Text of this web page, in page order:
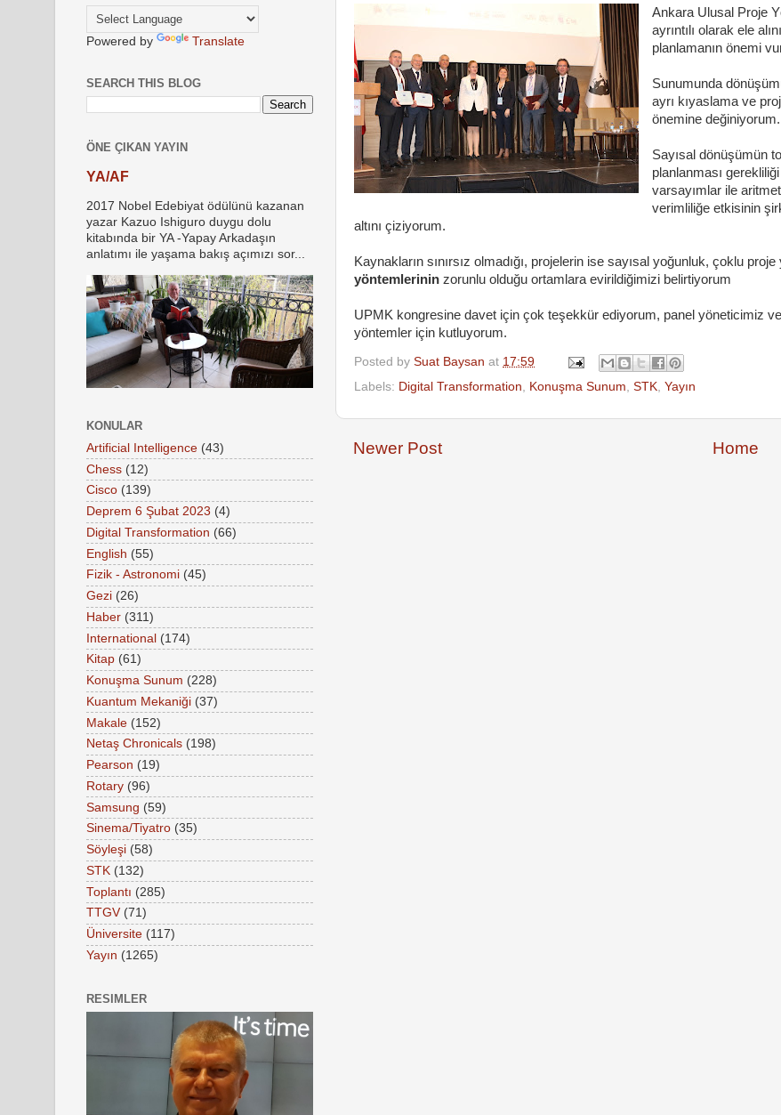
Ankara Ulusal Proje
ayrıntılı olarak ele
planlamanın önemi
Sunumunda
ayrı kıyaslama ve
önemine değiniyorum.
Sayısal dönüşümün
planlanması
varsayımlar ile
verimliliğe etkisinin
altını çiziyorum.
Kaynakların sınırsız olmadığı, projelerin ise sayısal yoğunluk, çoklu
yöntemlerinin zorunlu olduğu ortamlara evirildiğimizi belirtiyorum
UPMK kongresine davet için çok teşekkür ediyorum, panel yöneticimiz
yöntemler için kutluyorum.
Posted by Suat Baysan at 17:59
Labels: Digital Transformation Konuşma Sunum STK Yayın
Newer Post Home
Powered by Translate
SEARCH THIS BLOG
ÖNE ÇIKAN YAYIN
YA/AF
2017 Nobel Edebiyat ödülünü kazanan
yazar Kazuo Ishiguro duygu dolu
kitabında bir YA -Yapay Arkadaşın
anlatımı ile yaşama bakış açımızı sor...
KONULAR
Artificial Intelligence (43)
Chess (12)
Cisco (139)
Deprem 6 Şubat 2023 (4)
Digital Transformation (66)
English (55)
Fizik - Astronomi (45)
Gezi (26)
Haber (311)
International (174)
Kitap (61)
Konuşma Sunum (228)
Kuantum Mekaniği (37)
Makale (152)
Netaş Chronicals (198)
Pearson (19)
Rotary (96)
Samsung (59)
Sinema/Tiyatro (35)
Söyleşi (58)
STK (132)
Toplantı (285)
TTGV (71)
Üniversite (117)
Yayın (1265)
RESIMLER